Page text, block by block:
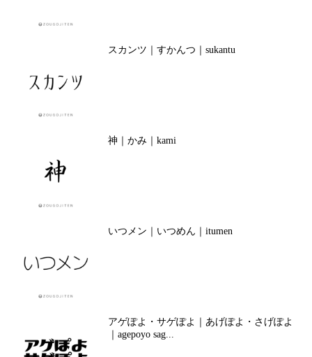
スカンツ｜すかんつ｜sukantu
神｜かみ｜kami
いつメン｜いつめん｜itumen
アゲぽよ・サゲぽよ｜あげぽよ・さげぽよ
｜agepoyo sag...